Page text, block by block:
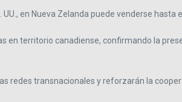
en Nueva Zelanda puede venderse hasta
en territorio canadiense, confirmando la
transnacionales y reforzarán la